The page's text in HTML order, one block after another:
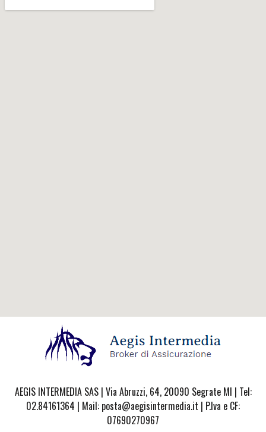
AEGIS INTERMEDIA SAS | Via Abruzzi, 64, 20090 Segrate MI | Tel:
02.84161364 | Mail: posta@aegisintermedia.it | P.Iva e CF:
07690270967